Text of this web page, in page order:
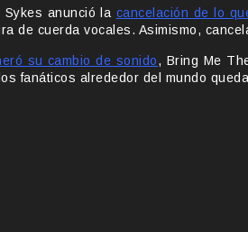
anunció la cancelación de lo
de cuerda vocales. Asimismo,
su cambio de sonido, Bring Me
fanáticos alrededor del mundo